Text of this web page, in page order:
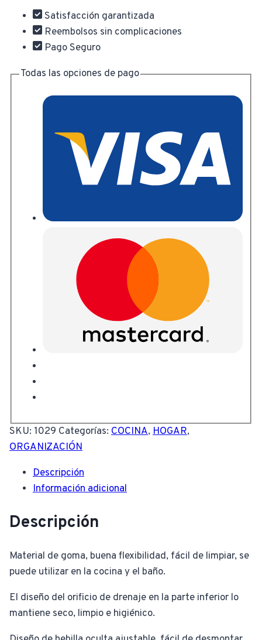
Escurridor
Colgante
cantidad
Satisfacción garantizada
Reembolsos sin complicaciones
Pago Seguro
Todas las opciones de pago
SKU: 1029 Categorías: COCINA, HOGAR,
ORGANIZACIÓN
Descripción
Información adicional
Descripción
Material de goma, buena flexibilidad, fácil de limpiar, se
puede utilizar en la cocina y el baño.
El diseño del orificio de drenaje en la parte inferior lo
mantiene seco, limpio e higiénico.